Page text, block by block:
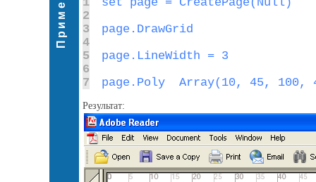
Пример
2
3
4
5
6
7
page.Poly  Array(10, 45,
Результат: